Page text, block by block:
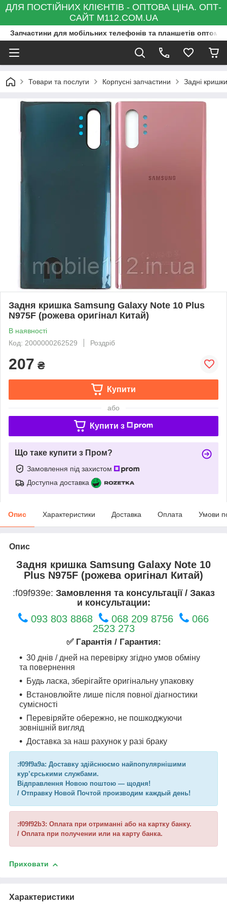
ДЛЯ ПОСТІЙНИХ КЛІЄНТІВ - ОПТОВА ЦІНА. ОПТ-
САЙТ M112.COM.UA
Запчастини для мобільних телефонів та планшетів оптом
Товари та послуги Корпусні запчастини Задні кришки
Задня кришка Samsung Galaxy Note 10 Plus
N975F (рожева оригінал Китай)
В наявності
Код: 2000000262529
Роздріб
207 ₴
Купити
або
Купити з
Що таке купити з Пром?
Замовлення під захистом
Доступна доставка
Опис Характеристики Доставка Оплата Умови
Опис
Задня кришка Samsung Galaxy Note 10
Plus N975F (рожева оригінал Китай)
:f09f939e: Замовлення та консультації / Заказ
и консультации:
093 803 8868 068 209 8756
066
2523 273
✅ Гарантія / Гарантия:
30 днів / дней на перевірку згідно умов обміну
та повернення
Будь ласка, зберігайте оригінальну упаковку
Встановлюйте лише після повної діагностики
сумісності
Перевіряйте обережно, не пошкоджуючи
зовнішній вигляд
Доставка за наш рахунок у разі браку
:f09f9a9a: Доставку здійснюємо найпопулярнішими
кур’єрськими службами.
Відправлення Новою поштою — щодня!
/ Отправку Новой Почтой производим каждый день!
:f09f92b3: Оплата при отриманні або на картку банку.
/ Оплата при получении или на карту банка.
Приховати
Характеристики